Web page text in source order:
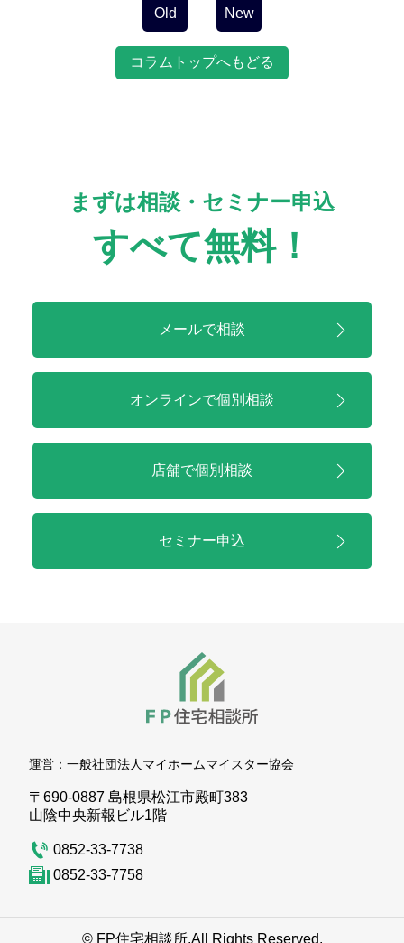
Old New
コラムトップへもどる
まずは相談・セミナー申込
すべて無料！
メールで相談
オンラインで個別相談
店舗で個別相談
セミナー申込
運営： 一般社団法人マイホームマイスター協会
〒690-0887 島根県松江市殿町383
山陰中央新報ビル1階
0852-33-7738
0852-33-7758
© FP住宅相談所.All Rights Reserved.